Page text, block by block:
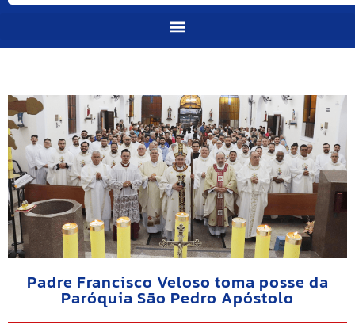
Padre Francisco Veloso toma posse da
Paróquia São Pedro Apóstolo